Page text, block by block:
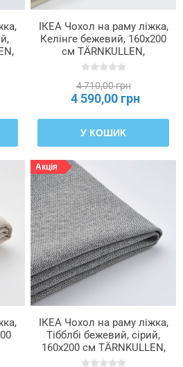
ІКЕА Чохол на раму ліжка,
Келінге бежевий, 160x200
см TÄRNKULLEN,
306.178.31
4 710,00 грн
4 590,00 грн
У КОШИК
Акція
ІКЕА Чохол на раму ліжка,
Тібблбі бежевий, сірий,
160x200 см TÄRNKULLEN,
705.846.64